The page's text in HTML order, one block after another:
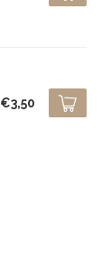
€3,50